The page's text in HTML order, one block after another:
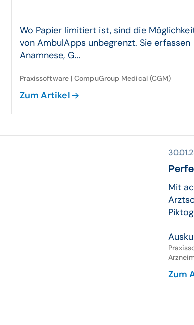
Wo Papier limitiert ist, sind die
von AmbulApps unbegrenzt. Sie erfassen
Anamnese, G...
Praxissoftware | CompuGroup Medical (CGM)
Zum Artikel
Mit
Zum